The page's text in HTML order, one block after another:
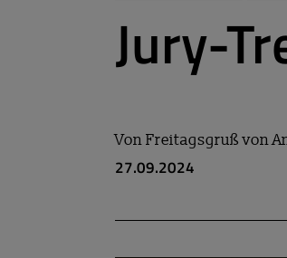
Jury-
VonFreitagsgruß von
27.09.2024